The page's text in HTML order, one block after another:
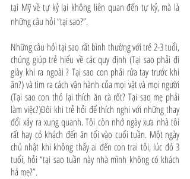
tại Mỹ về tự kỷ lại không liên quan đến tự kỷ, mà là
những câu hỏi “tại sao?”.
Những câu hỏi tại sao rất bình thường với trẻ 2-3 tuổi,
chúng giúp trẻ hiểu về các quy định (Tại sao phải đi
giày khi ra ngoài ? Tại sao con phải rửa tay trước khi
ăn?) và tìm ra cách vận hành của mọi vật và mọi người
(Tại sao con thỏ lại thích ăn cà rốt? Tại sao mẹ phải
làm việc?)Đôi khi trẻ hỏi để thích nghi với những thay
đổi xảy ra xung quanh. Tôi còn nhớ ngày xưa nhà tôi
rất hay có khách đến ăn tối vào cuối tuần. Một ngày
chủ nhật khi không thấy ai đến con trai tôi, lúc đó 3
tuổi, hỏi “tại sao tuần này nhà mình không có khách
hả mẹ?”.